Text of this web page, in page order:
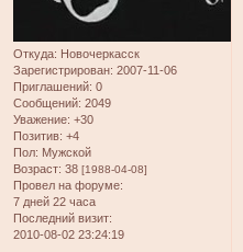
Откуда: Новочеркасск
Зарегистрирован: 2007-11-06
Приглашений: 0
Сообщений: 2049
Уважение: +30
Позитив: +4
Пол: Мужской
Возраст: 38 [1988-04-08]
Провел на форуме:
7 дней 22 часа
Последний визит:
2010-08-02 23:24:19